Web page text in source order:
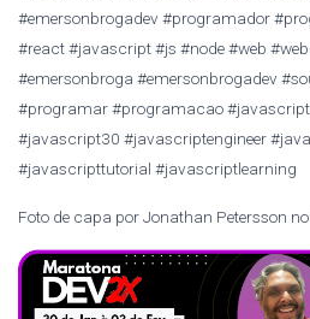
#emersonbrogadev #programador
#react #javascript #js #node #web
#emersonbroga #emersonbrogadev
#programar #programacao
#javascript30 #javascriptengineer
#javascripttutorial #javascriptlearning
Foto de capa por Jonathan Petersson